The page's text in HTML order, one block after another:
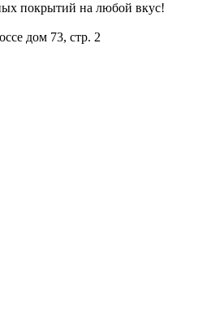
покрытий на любой вкус!
дом 73, стр. 2